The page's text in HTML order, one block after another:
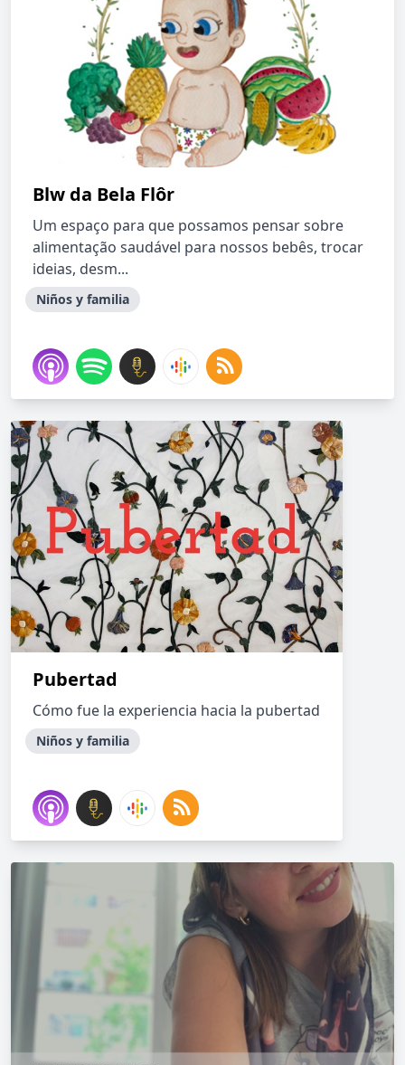
Blw da Bela Flôr
Um espaço para que possamos pensar sobre
alimentação saudável para nossos bebês, trocar
ideias, desm...
Niños y familia
Pubertad
Cómo fue la experiencia hacia la pubertad
Niños y familia